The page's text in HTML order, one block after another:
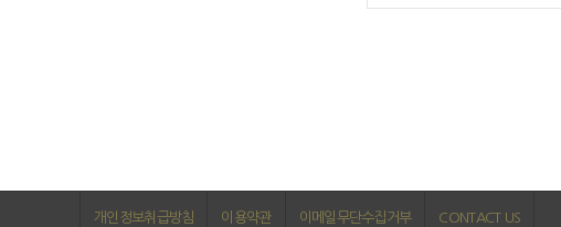
개인정보취급방침 이용약관 이메일무단수집거부 CONTACT US